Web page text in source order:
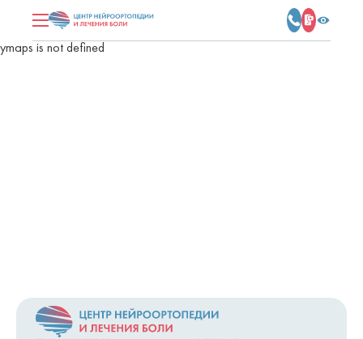
ymaps is not defined